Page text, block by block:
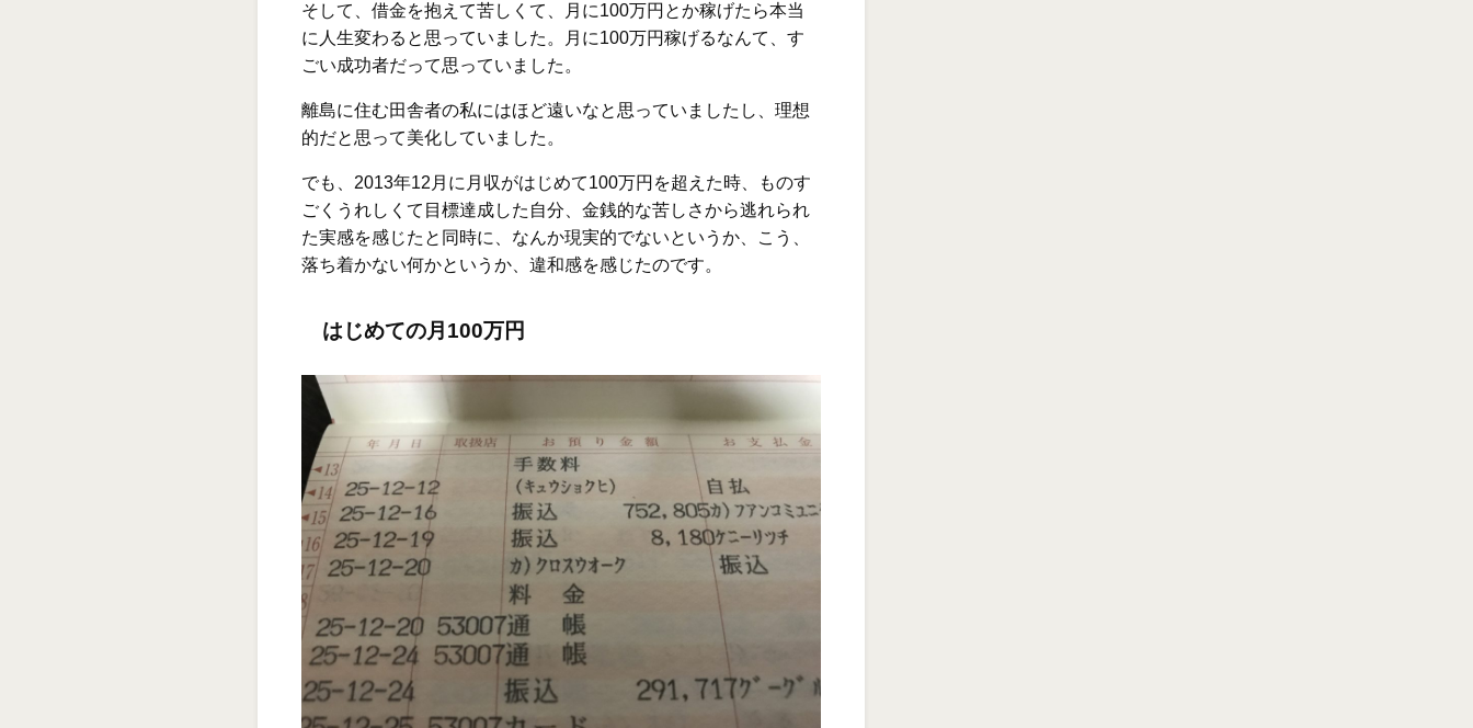
そして、借金を抱えて苦しくて、月に100万円とか稼げたら本当
に人生変わると思っていました。月に100万円稼げるなんて、す
ごい成功者だって思っていました。
離島に住む田舎者の私にはほど遠いなと思っていましたし、理想
的だと思って美化していました。
でも、2013年12月に月収がはじめて100万円を超えた時、ものす
ごくうれしくて目標達成した自分、金銭的な苦しさから逃れられ
た実感を感じたと同時に、なんか現実的でないというか、こう、
落ち着かない何かというか、違和感を感じたのです。
はじめての月100万円